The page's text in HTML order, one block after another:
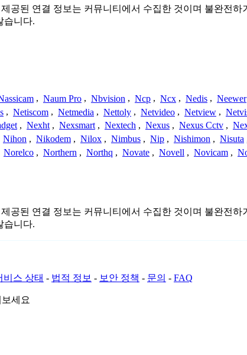
공된 연결 정보는 커뮤니티에서 수집한 것이며 불완전
습니다.
, Naum Pro , Nbvision , Ncp , Ncx , Nedis , Neewer
, Netiscom , Netmedia , Nettoly , Netvideo , Netview ,
, Nexht , Nexsmart , Nextech , Nexus , Nexus Cctv ,
Nihon , Nikodem , Nilox , Nimbus , Nip , Nishimon , Nisuta
Norelco , Northern , Northq , Novate , Novell , Novicam ,
공된 연결 정보는 커뮤니티에서 수집한 것이며 불완전
습니다.
비스 상태 - 법적 정보 - 보안 정책 - 문의 - FAQ
세요